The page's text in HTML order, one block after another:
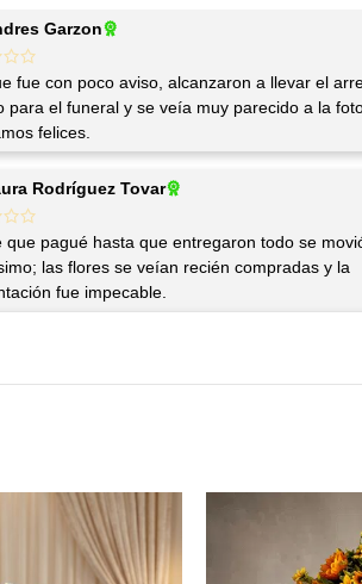
Garzon
fue con poco aviso, alcanzaron a llevar el
para el funeral y se veía muy parecido a la
felices.
Rodríguez Tovar
que pagué hasta que entregaron todo se
las flores se veían recién compradas y la
fue impecable.